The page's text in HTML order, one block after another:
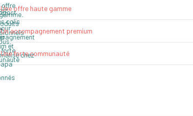
Une offre haute gamme
Un accompagnement premium
Une forte communauté